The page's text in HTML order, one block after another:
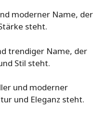
moderner Name, der
steht.
trendiger Name, der
Stil steht.
und moderner
und Eleganz steht.